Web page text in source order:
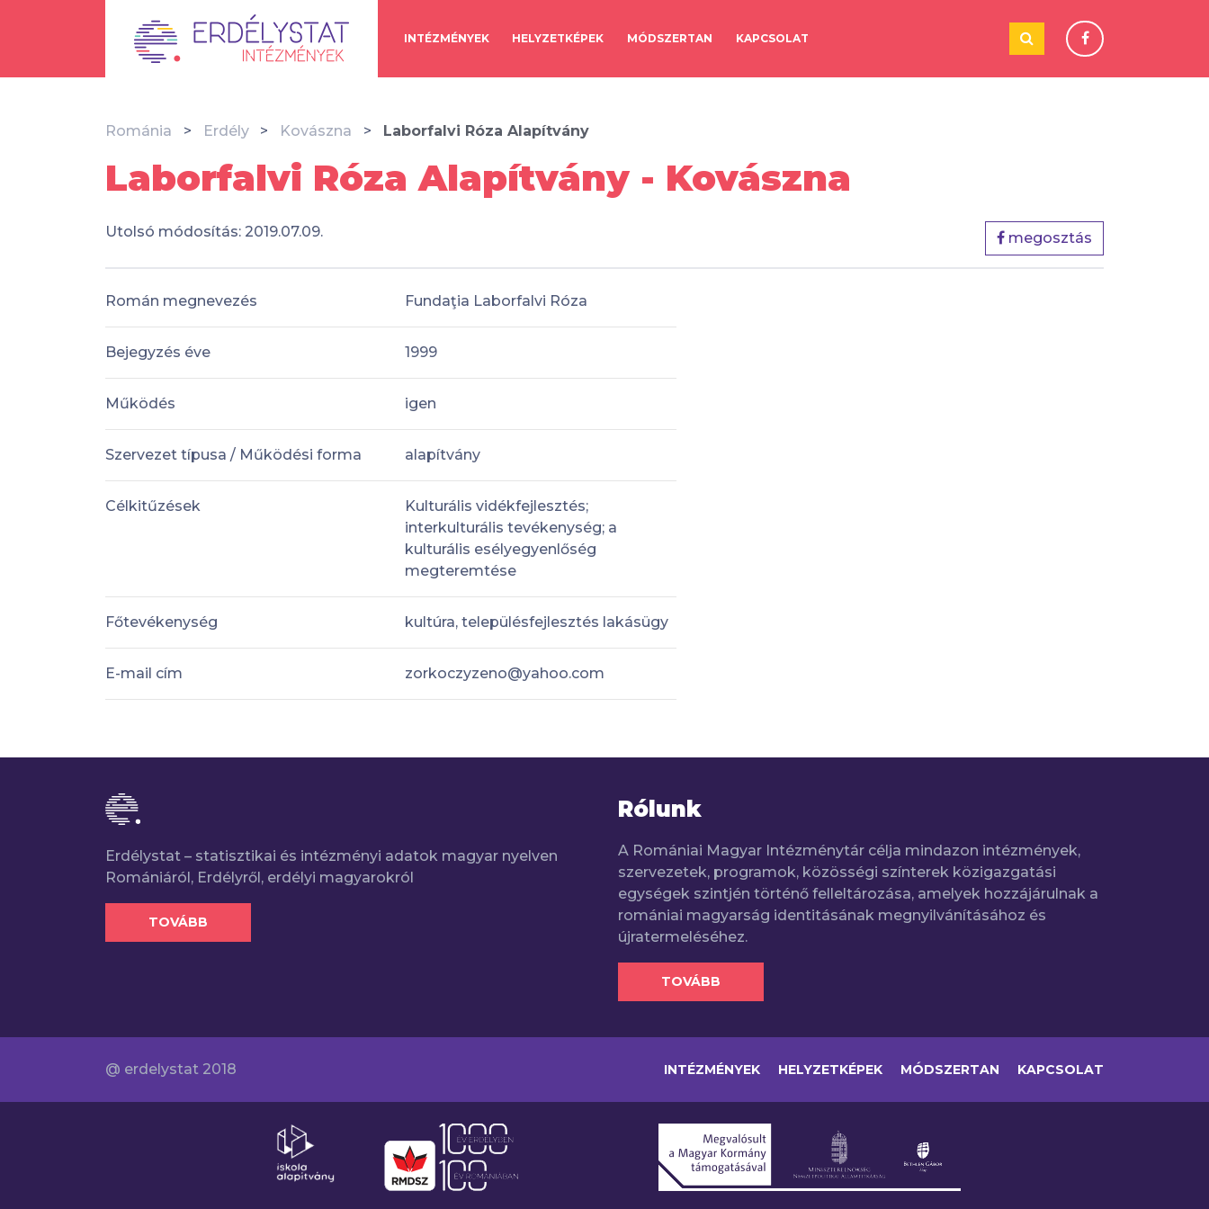
INTÉZMÉNYEK HELYZETKÉPEK MÓDSZERTAN KAPCSOLAT
Románia Erdély Kovászna Laborfalvi Róza Alapítvány
Laborfalvi Róza Alapítvány - Kovászna
Utolsó módosítás: 2019.07.09. megosztás
Román megnevezés Fundaţia Laborfalvi Róza
Bejegyzés éve 1999
Működés igen
Szervezet típusa / Működési forma alapítvány
Célkitűzések
Kulturális vidékfejlesztés;
interkulturális tevékenység; a
kulturális esélyegyenlőség
megteremtése
Főtevékenység kultúra, településfejlesztés lakásügy
E-mail cím zorkoczyzeno@yahoo.com
Erdélystat – statisztikai és intézményi adatok magyar nyelven
Romániáról, Erdélyről, erdélyi magyarokról
TOVÁBB
Rólunk
A Romániai Magyar Intézménytár célja mindazon intézmények,
szervezetek, programok, közösségi színterek közigazgatási
egységek szintjén történő felleltározása, amelyek hozzájárulnak a
romániai magyarság identitásának megnyilvánításához és
újratermeléséhez.
TOVÁBB
@ erdelystat 2018 INTÉZMÉNYEK HELYZETKÉPEK MÓDSZERTAN KAPCSOLAT